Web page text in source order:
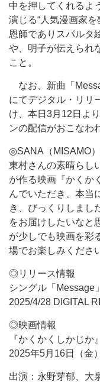
中を押してくれるよ
演じる“人気漫画家
恩師でありスパルタ
や、明子が伝えられ
こと。
なお、新曲「
にてデジタル・リリ
け、本日3月12日よ
ンの配信がおこなわ
◎SANA（MISAMO
東村さんの素晴らし
が作る映画『かくか
んでいただき、本当
き、びっくりしまし
をお届けしたいなと
が少しでも映画を彩
場でお楽しみくださ
◎リリース情報
シングル「Message」
2025/4/28 DIGITAL
◎映画情報
『かくかくしかじか』
2025年5月16日（金
出演：永野芽郁、大